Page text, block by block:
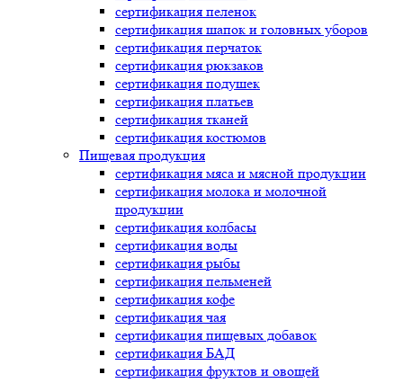
сертификация пеленок
сертификация шапок и головных уборов
сертификация перчаток
сертификация рюкзаков
сертификация подушек
сертификация платьев
сертификация тканей
сертификация костюмов
Пищевая продукция
сертификация мяса и мясной продукции
сертификация молока и молочной
продукции
сертификация колбасы
сертификация воды
сертификация рыбы
сертификация пельменей
сертификация кофе
сертификация чая
сертификация пищевых добавок
сертификация БАД
сертификация фруктов и овощей